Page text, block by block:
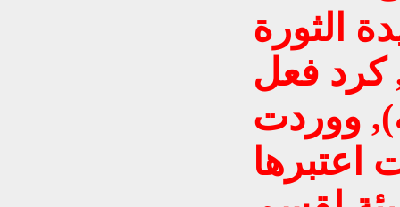
الثورة
نيسان 1991, كرد فعل
ووردت